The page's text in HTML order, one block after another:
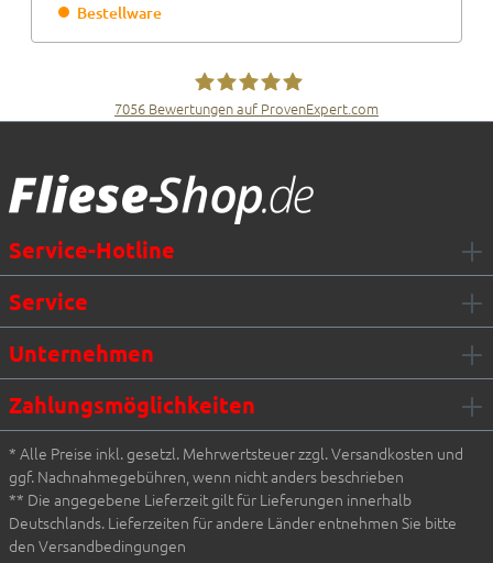
Bestellware
7056 Bewertungen auf ProvenExpert.com
Service-Hotline
Service
Unternehmen
Zahlungsmöglichkeiten
* Alle Preise inkl. gesetzl. Mehrwertsteuer zzgl. Versandkosten und
ggf. Nachnahmegebühren, wenn nicht anders beschrieben
** Die angegebene Lieferzeit gilt für Lieferungen innerhalb
Deutschlands. Lieferzeiten für andere Länder entnehmen Sie bitte
den Versandbedingungen